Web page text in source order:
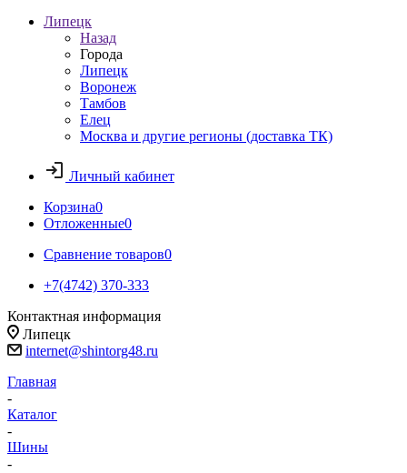
Липецк
Назад
Города
Липецк
Воронеж
Тамбов
Елец
Москва и другие регионы (доставка ТК)
Личный кабинет
Корзина0
Отложенные0
Сравнение товаров0
+7(4742) 370-333
Контактная информация
Липецк
internet@shintorg48.ru
Главная
-
Каталог
-
Шины
-